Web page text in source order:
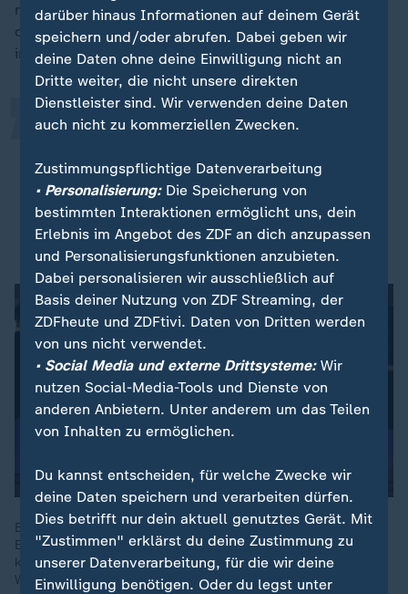
nicht, warum Produkte empfohlen werden - neutral
oder werblich beeinflusst? Podszun mahnt: KI handelt
im Interesse ihrer Betreiber, nicht der Verbraucher.
Langfristig droht ein Verlagern von
Big-Tech-Unternehmen - mit dem
Risiko wachsender Abhängigkeiten.
„
Professor Rupprecht Podszun, Wettbewerbsrechtler
Beim Chaos Communication Congress in Hamburg zeigen
Entwickler, wie KI-Tools wie OpenMates Nutzerdaten schützen
können. Dienste wie Matrix gelten als Alternative zu
WhatsApp.
darüber hinaus Informationen auf deinem Gerät
speichern und/oder abrufen. Dabei geben wir
deine Daten ohne deine Einwilligung nicht an
Dritte weiter, die nicht unsere direkten
Dienstleister sind. Wir verwenden deine Daten
auch nicht zu kommerziellen Zwecken.
Zustimmungspflichtige Datenverarbeitung
• Personalisierung:Die Speicherung von
bestimmten Interaktionen ermöglicht uns, dein
Erlebnis im Angebot des ZDF an dich anzupassen
und Personalisierungsfunktionen anzubieten.
Dabei personalisieren wir ausschließlich auf
Basis deiner Nutzung von ZDF Streaming, der
ZDFheute und ZDFtivi. Daten von Dritten werden
von uns nicht verwendet.
• Social Media und externe Drittsysteme:Wir
nutzen Social-Media-Tools und Dienste von
anderen Anbietern. Unter anderem um das Teilen
von Inhalten zu ermöglichen.
Du kannst entscheiden, für welche Zwecke wir
deine Daten speichern und verarbeiten dürfen.
Dies betrifft nur dein aktuell genutztes Gerät. Mit
"Zustimmen" erklärst du deine Zustimmung zu
unserer Datenverarbeitung, für die wir deine
Einwilligung benötigen. Oder du legst unter